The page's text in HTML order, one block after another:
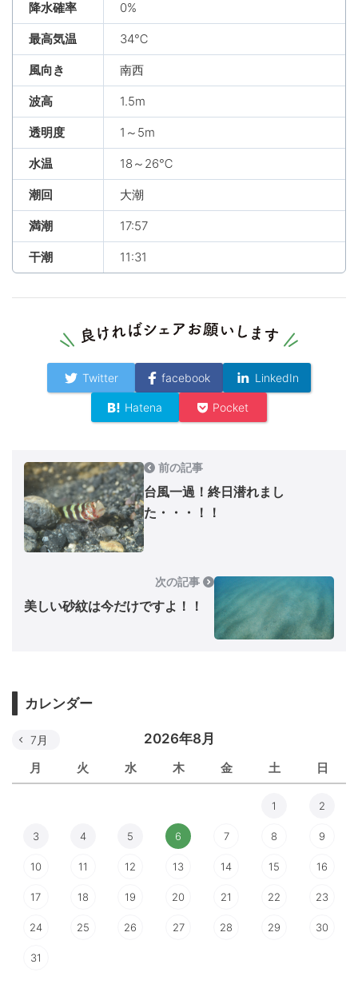
降水確率 0%
最高気温 34℃
風向き 南西
波高 1.5m
透明度 1～5m
水温 18～26℃
潮回 大潮
満潮 17:57
干潮 11:31
Twitter facebook LinkedIn
Hatena Pocket
前の記事
台風一過！終日潜れまし
た・・・！！
次の記事
美しい砂紋は今だけですよ！！
カレンダー
2026年8月
月 火 水 木 金 土 日
7月
1 2
3 4 5 6 7 8 9
10 11 12 13 14 15 16
17 18 19 20 21 22 23
24 25 26 27 28 29 30
31